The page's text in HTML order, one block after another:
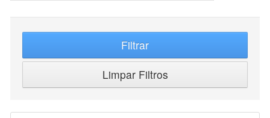
Filtrar
Limpar Filtros